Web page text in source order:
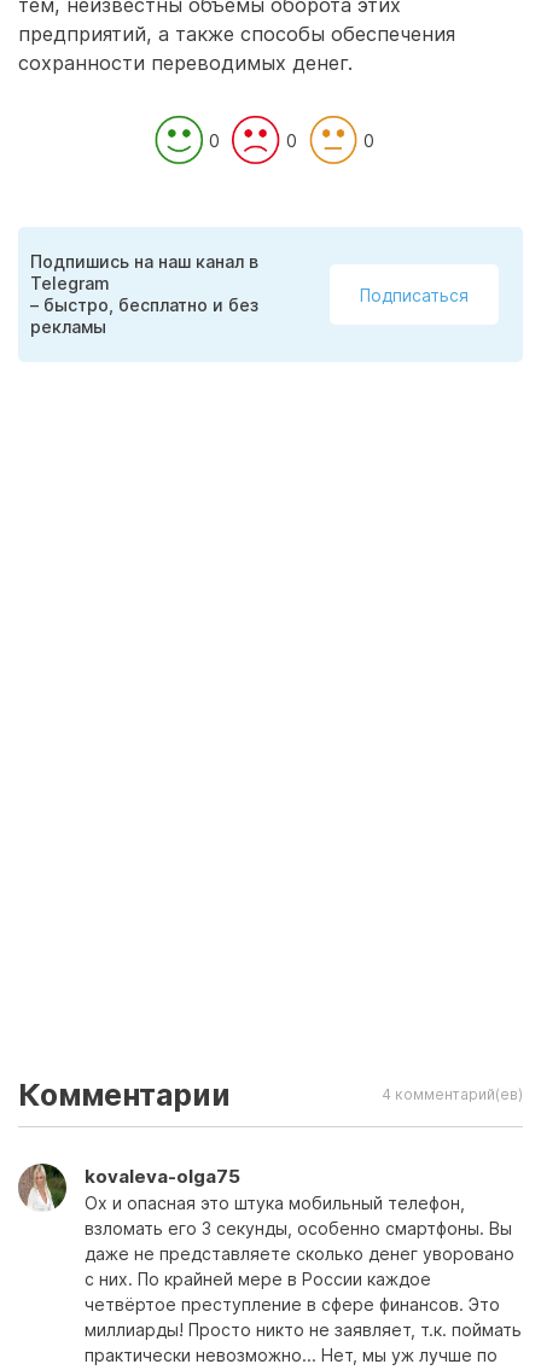
тем, неизвестны объемы оборота этих
предприятий, а также способы обеспечения
сохранности переводимых денег.
0 0 0
Подпишись на наш канал в
Telegram
– быстро, бесплатно и без
рекламы
Подписаться
Комментарии 4 комментарий(ев)
kovaleva-olga75
Ох и опасная это штука мобильный телефон,
взломать его 3 секунды, особенно смартфоны. Вы
даже не представляете сколько денег уворовано
с них. По крайней мере в России каждое
четвёртое преступление в сфере финансов. Это
миллиарды! Просто никто не заявляет, т.к. поймать
практически невозможно... Нет, мы уж лучше по